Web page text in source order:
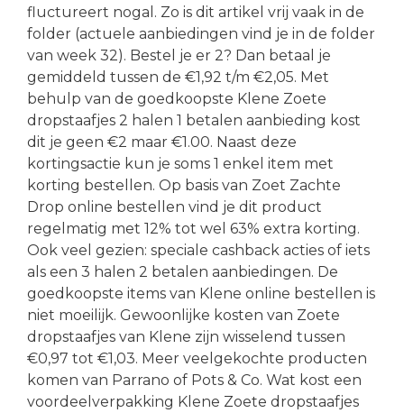
fluctureert nogal. Zo is dit artikel vrij vaak in de
folder (actuele aanbiedingen vind je in de folder
van week 32). Bestel je er 2? Dan betaal je
gemiddeld tussen de €1,92 t/m €2,05. Met
behulp van de goedkoopste Klene Zoete
dropstaafjes 2 halen 1 betalen aanbieding kost
dit je geen €2 maar €1.00. Naast deze
kortingsactie kun je soms 1 enkel item met
korting bestellen. Op basis van Zoet Zachte
Drop online bestellen vind je dit product
regelmatig met 12% tot wel 63% extra korting.
Ook veel gezien: speciale cashback acties of iets
als een 3 halen 2 betalen aanbiedingen. De
goedkoopste items van Klene online bestellen is
niet moeilijk. Gewoonlijke kosten van Zoete
dropstaafjes van Klene zijn wisselend tussen
€0,97 tot €1,03. Meer veelgekochte producten
komen van Parrano of Pots & Co. Wat kost een
voordeelverpakking Klene Zoete dropstaafjes